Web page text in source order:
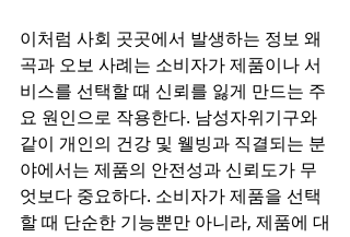
이처럼 사회 곳곳에서 발생하는 정보 왜
곡과 오보 사례는 소비자가 제품이나 서
비스를 선택할 때 신뢰를 잃게 만드는 주
요 원인으로 작용한다. 남성자위기구와
같이 개인의 건강 및 웰빙과 직결되는 분
야에서는 제품의 안전성과 신뢰도가 무
엇보다 중요하다. 소비자가 제품을 선택
할 때 단순한 기능뿐만 아니라, 제품에 대